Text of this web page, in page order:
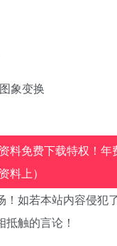
象变换
料免费下载特权！
料上）
如若本站内容侵
触的言论！